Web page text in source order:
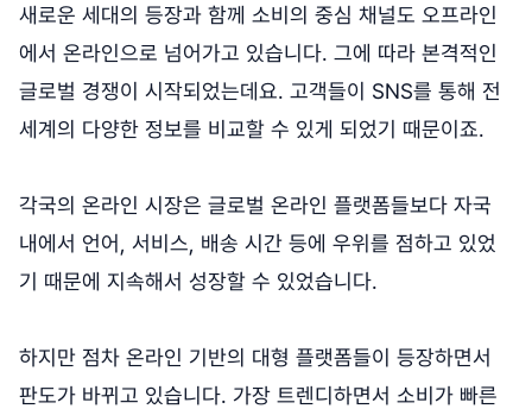
새로운 세대의 등장과 함께 소비의 중심 채널도 오프라인
에서 온라인으로 넘어가고 있습니다. 그에 따라 본격적인
글로벌 경쟁이 시작되었는데요. 고객들이 SNS를 통해 전
세계의 다양한 정보를 비교할 수 있게 되었기 때문이죠.
각국의 온라인 시장은 글로벌 온라인 플랫폼들보다 자국
내에서 언어, 서비스, 배송 시간 등에 우위를 점하고 있었
기 때문에 지속해서 성장할 수 있었습니다.
하지만 점차 온라인 기반의 대형 플랫폼들이 등장하면서
판도가 바뀌고 있습니다. 가장 트렌디하면서 소비가 빠른